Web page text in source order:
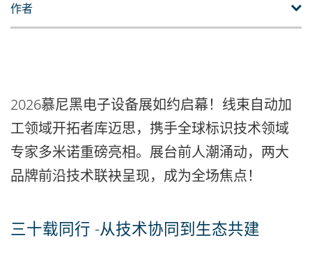
2026慕尼黑电子设备展如约启幕！线束自动加
工领域开拓者库迈思，携手全球标识技术领域
专家多米诺重磅亮相。展台前人潮涌动，两大
品牌前沿技术联袂呈现，成为全场焦点！
三十载同行 -从技术协同到生态共建
作者